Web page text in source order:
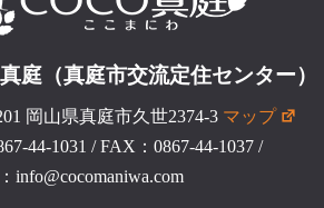
庭（真庭市交流定住センター）
岡山県真庭市久世2374-3 マップ
44-1031 /FAX：0867-44-1037/
info@cocomaniwa.com